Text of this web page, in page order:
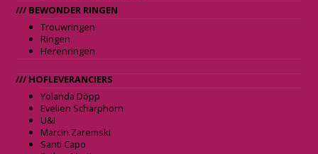
/// BEWONDER RINGEN
Trouwringen
Ringen
Herenringen
/// HOFLEVERANCIERS
Yolanda Döpp
Evelien Scharphorn
U&I
Marcin Zaremski
Santi Capo